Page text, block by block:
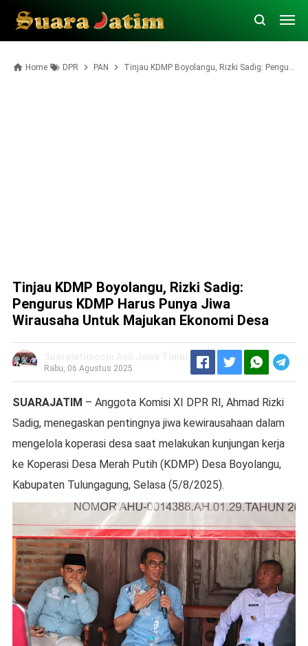
Home DPR PAN Tinjau KDMP Boyolangu, Rizki Sadig: Pengurus KDMP Harus Punya Jiwa Wirausaha untuk Majukan Ekonomi Desa
Tinjau KDMP Boyolangu, Rizki Sadig:
Pengurus KDMP Harus Punya Jiwa
Wirausaha Untuk Majukan Ekonomi Desa
Rabu, 06 Agustus 2025
SUARAJATIM – Anggota Komisi XI DPR RI, Ahmad Rizki
Sadig, menegaskan pentingnya jiwa kewirausahaan dalam
mengelola koperasi desa saat melakukan kunjungan kerja
ke Koperasi Desa Merah Putih (KDMP) Desa Boyolangu,
Kabupaten Tulungagung, Selasa (5/8/2025).